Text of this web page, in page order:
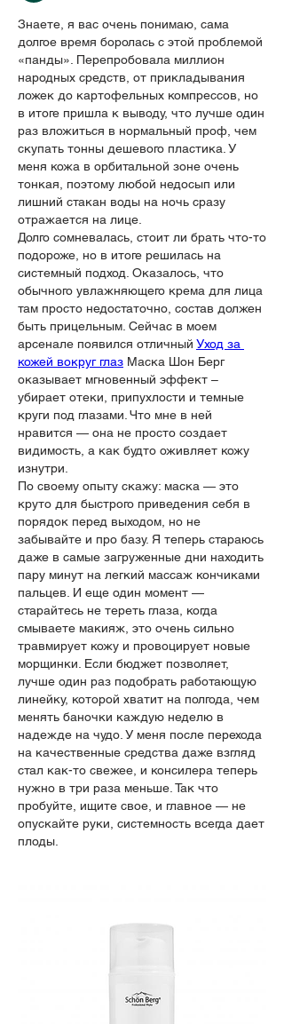
Знаете, я вас очень понимаю, сама
долгое время боролась с этой проблемой
«панды». Перепробовала миллион
народных средств, от прикладывания
ложек до картофельных компрессов, но
в итоге пришла к выводу, что лучше один
раз вложиться в нормальный проф, чем
скупать тонны дешевого пластика. У
меня кожа в орбитальной зоне очень
тонкая, поэтому любой недосып или
лишний стакан воды на ночь сразу
отражается на лице.
Долго сомневалась, стоит ли брать что-то
подороже, но в итоге решилась на
системный подход. Оказалось, что
обычного увлажняющего крема для лица
там просто недостаточно, состав должен
быть прицельным. Сейчас в моем
арсенале появился отличный Уход за
кожей вокруг глаз Маска Шон Берг
оказывает мгновенный эффект –
убирает отеки, припухлости и темные
круги под глазами. Что мне в ней
нравится — она не просто создает
видимость, а как будто оживляет кожу
изнутри.
По своему опыту скажу: маска — это
круто для быстрого приведения себя в
порядок перед выходом, но не
забывайте и про базу. Я теперь стараюсь
даже в самые загруженные дни находить
пару минут на легкий массаж кончиками
пальцев. И еще один момент —
старайтесь не тереть глаза, когда
смываете макияж, это очень сильно
травмирует кожу и провоцирует новые
морщинки. Если бюджет позволяет,
лучше один раз подобрать работающую
линейку, которой хватит на полгода, чем
менять баночки каждую неделю в
надежде на чудо. У меня после перехода
на качественные средства даже взгляд
стал как-то свежее, и консилера теперь
нужно в три раза меньше. Так что
пробуйте, ищите свое, и главное — не
опускайте руки, системность всегда дает
плоды.